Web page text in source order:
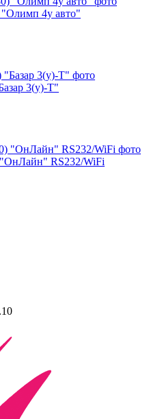
4у авто"
3(у)-Т"
RS232/WiFi